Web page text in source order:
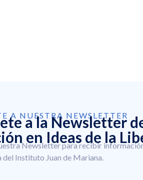
A NUESTRA NEWSLETTER
a la Newsletter
en Ideas de la
Newsletter para recibir
Instituto Juan de Mariana.